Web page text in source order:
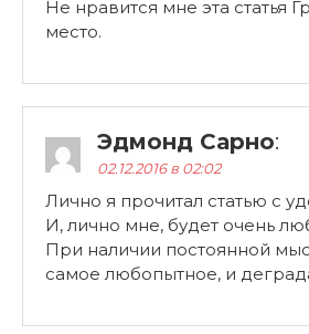
Не нравится мне эта статья
место.
Эдмонд Сарно:
02.12.2016 в 02:02
Лично я прочитал статью с
И, лично мне, будет очень
При наличии постоянной
самое любопытное, и